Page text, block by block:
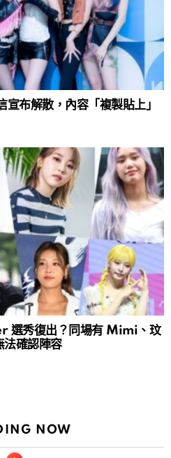
布解散，內容「複製貼上」
選秀復出？同場有 Mimi、玟
法確認陣容
NOW